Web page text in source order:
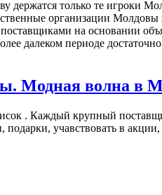
держатся только те игроки
организации
на основании
далеком периоде
Модная волна в
. Каждый крупный
учавствовать в акции,